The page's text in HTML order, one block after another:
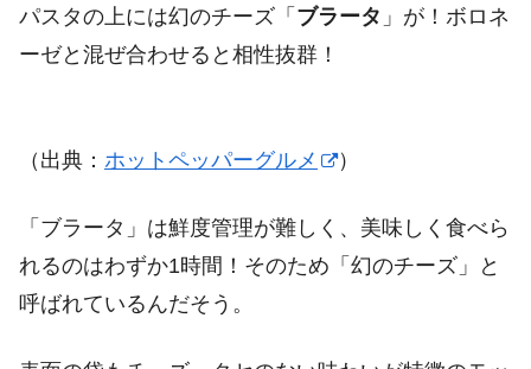
パスタの上には幻のチーズ「 ブラータ 」が！ボロネ
ーゼと混ぜ合わせると相性抜群！
（出典： ホットペッパーグルメ ）
「ブラータ」は鮮度管理が難しく、美味しく食べら
れるのはわずか1時間！そのため「幻のチーズ」と
呼ばれているんだそう。